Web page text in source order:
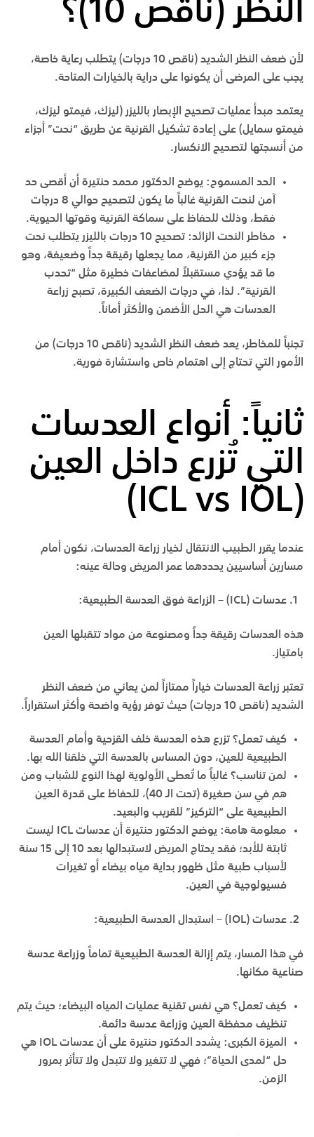
النظر (ناقص 10)؟
لأن ضعف النظر الشديد (ناقص 10 درجات) يتطلب رعاية خاصة،
يجب على المرضى أن يكونوا على دراية بالخيارات المتاحة.
يعتمد مبدأ عمليات تصحيح الإبصار بالليزر (ليزك، فيمتو ليزك،
فيمتو سمايل) على إعادة تشكيل القرنية عن طريق “نحت” أجزاء
من أنسجتها لتصحيح الانكسار.
الحد المسموح: يوضح الدكتور محمد حنتيرة أن أقصى حد
آمن لنحت القرنية غالباً ما يكون لتصحيح حوالي 8 درجات
فقط، وذلك للحفاظ على سماكة القرنية وقوتها الحيوية.
مخاطر النحت الزائد:
تصحيح 10 درجات بالليزر يتطلب نحت
جزء كبير من القرنية، مما يجعلها رقيقة جداً وضعيفة، وهو
ما قد يؤدي مستقبلاً لمضاعفات خطيرة مثل “تحدب
القرنية”. لذا، في درجات الضعف الكبيرة، تصبح زراعة
العدسات هي الحل الأضمن والأكثر أماناً.
تجنباً للمخاطر، يعد ضعف النظر الشديد (ناقص 10 درجات) من
الأمور التي تحتاج إلى اهتمام خاص واستشارة فورية.
ثانياً: أنواع العدسات
التي تُزرع داخل العين
(ICL vs IOL)
عندما يقرر الطبيب الانتقال لخيار زراعة العدسات، نكون أمام
مسارين أساسيين يحددهما عمر المريض وحالة عينه:
عدسات (ICL) – الزراعة فوق العدسة الطبيعية:
هذه العدسات رقيقة جداً ومصنوعة من مواد تتقبلها العين
بامتياز.
تعتبر زراعة العدسات خياراً ممتازاً لمن يعاني من ضعف النظر
الشديد (ناقص 10 درجات) حيث توفر رؤية واضحة وأكثر استقراراً.
كيف تعمل؟ تزرع هذه العدسة خلف القزحية وأمام العدسة
الطبيعية للعين، دون المساس بالعدسة التي خلقنا الله بها.
لمن تناسب؟ غالباً ما تُعطى الأولوية لهذا النوع للشباب ومن
هم في سن صغيرة (تحت الـ 40)، للحفاظ على قدرة العين
الطبيعية على “التركيز” للقريب والبعيد.
معلومة هامة:
يوضح الدكتور حنتيرة أن عدسات ICL ليست
ثابتة للأبد؛ فقد يحتاج المريض لاستبدالها بعد 10 إلى 15 سنة
لأسباب طبية مثل ظهور بداية مياه بيضاء أو تغيرات
فسيولوجية في العين.
عدسات (IOL) – استبدال العدسة الطبيعية:
في هذا المسار، يتم إزالة العدسة الطبيعية تماماً وزراعة عدسة
صناعية مكانها.
كيف تعمل؟ هي نفس تقنية عمليات المياه البيضاء؛ حيث يتم
تنظيف محفظة العين وزراعة عدسة دائمة.
الميزة الكبرى:
يشدد الدكتور حنتيرة على أن عدسات IOL هي
حل “لمدى الحياة”؛ فهي لا تتغير ولا تتبدل ولا تتأثر بمرور
الزمن.